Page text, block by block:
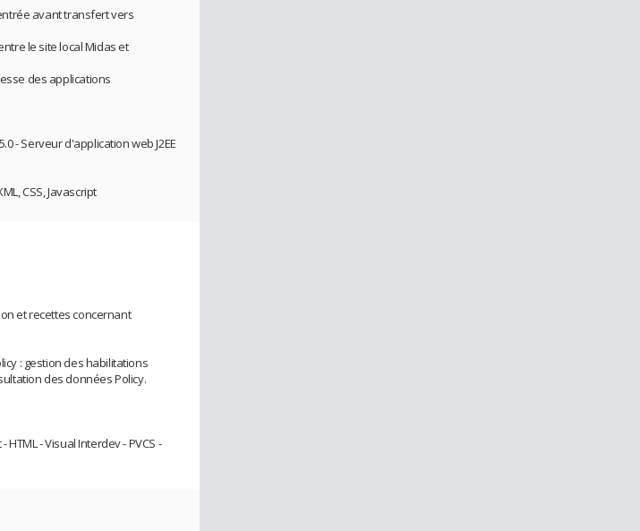
avant transfert vers
le site local Midas et
des applications
- Serveur d'application web J2EE
CSS, Javascript
et recettes concernant
: gestion des habilitations
des données Policy.
HTML - Visual Interdev - PVCS -